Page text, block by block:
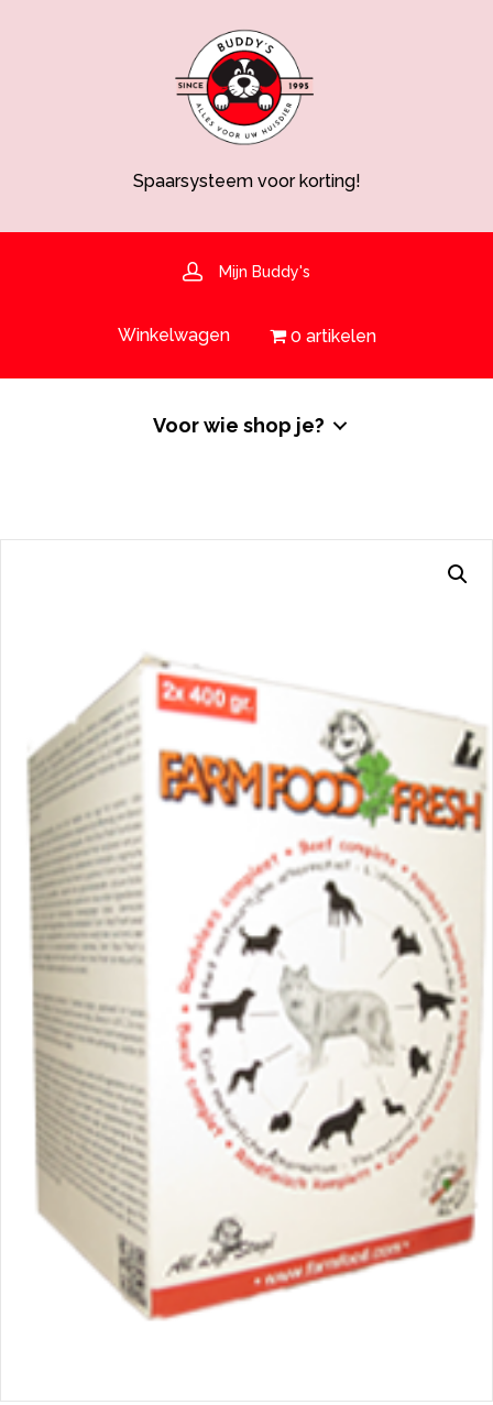
Voedingsdeskundige aanwezig
GRATIS bezorging in de regio
GRATIS verzending vanaf €50,-
Spaarsysteem voor korting!
Mijn Buddy's
Winkelwagen 0 artikelen
Voor wie shop je?